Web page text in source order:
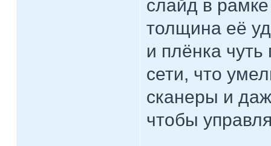
слайд в
толщина её
и плёнка
сети, что
сканеры и
чтобы